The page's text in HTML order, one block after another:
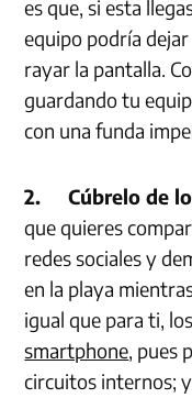
es que, si esta
equipo podría
rayar la pantalla.
guardando tu
con una funda
2.Cúbrelo de
que quieres
redes sociales y
en la playa
igual que para ti,
smartphone, pues
circuitos internos;